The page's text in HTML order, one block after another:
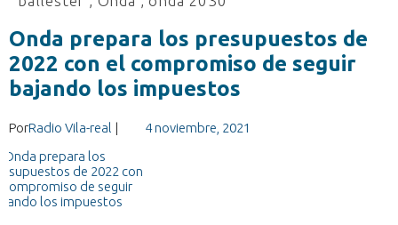
Onda prepara los presupuestos de
2022 con el compromiso de seguir
bajando los impuestos
PorRadio Vila-real | 4 noviembre, 2021